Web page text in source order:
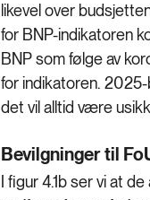
likevel over
for BNP-indikatoren
BNP som følge av
for indikatoren.
det vil alltid være
Bevilgninger til
I figur 4.1b ser vi at